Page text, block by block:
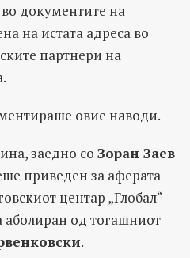
документите на
на истата адреса во
партнери на
овие наводи.
заедно со Зоран Заев
приведен за аферата
центар „Глобал“
од тогашниот
.